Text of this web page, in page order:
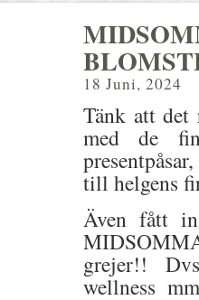
18 Juni, 2024
Tänk att det
med de
till helgens
Även fått in
grejer!!
wellness